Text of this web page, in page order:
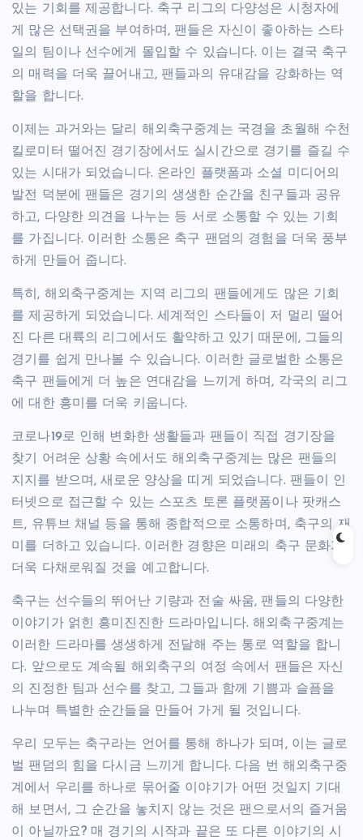
있는 기회를 제공합니다. 축구 리그의 다양성은 시청자에
게 많은 선택권을 부여하며, 팬들은 자신이 좋아하는 스타
일의 팀이나 선수에게 몰입할 수 있습니다. 이는 결국 축구
의 매력을 더욱 끌어내고, 팬들과의 유대감을 강화하는 역
할을 합니다.
이제는 과거와는 달리 해외축구중계는 국경을 초월해 수천
킬로미터 떨어진 경기장에서도 실시간으로 경기를 즐길 수
있는 시대가 되었습니다. 온라인 플랫폼과 소셜 미디어의
발전 덕분에 팬들은 경기의 생생한 순간을 친구들과 공유
하고, 다양한 의견을 나누는 등 서로 소통할 수 있는 기회
를 가집니다. 이러한 소통은 축구 팬덤의 경험을 더욱 풍부
하게 만들어 줍니다.
특히, 해외축구중계는 지역 리그의 팬들에게도 많은 기회
를 제공하게 되었습니다. 세계적인 스타들이 저 멀리 떨어
진 다른 대륙의 리그에서도 활약하고 있기 때문에, 그들의
경기를 쉽게 만나볼 수 있습니다. 이러한 글로벌한 소통은
축구 팬들에게 더 높은 연대감을 느끼게 하며, 각국의 리그
에 대한 흥미를 더욱 키웁니다.
코로나19로 인해 변화한 생활들과 팬들이 직접 경기장을
찾기 어려운 상황 속에서도 해외축구중계는 많은 팬들의
지지를 받으며, 새로운 양상을 띠게 되었습니다. 팬들이 인
터넷으로 접근할 수 있는 스포츠 토론 플랫폼이나 팟캐스
트, 유튜브 채널 등을 통해 종합적으로 소통하며, 축구의 재
미를 더하고 있습니다. 이러한 경향은 미래의 축구 문화가
더욱 다채로워질 것을 예고합니다.
축구는 선수들의 뛰어난 기량과 전술 싸움, 팬들의 다양한
이야기가 얽힌 흥미진진한 드라마입니다. 해외축구중계는
이러한 드라마를 생생하게 전달해 주는 통로 역할을 합니
다. 앞으로도 계속될 해외축구의 여정 속에서 팬들은 자신
의 진정한 팀과 선수를 찾고, 그들과 함께 기쁨과 슬픔을
나누며 특별한 순간들을 만들어 가게 될 것입니다.
우리 모두는 축구라는 언어를 통해 하나가 되며, 이는 글로
벌 팬덤의 힘을 다시금 느끼게 합니다. 다음 번 해외축구중
계에서 우리를 하나로 묶어줄 이야기가 어떤 것일지 기대
해 보면서, 그 순간을 놓치지 않는 것은 팬으로서의 즐거움
이 아닐까요? 매 경기의 시작과 끝은 또 다른 이야기의 시